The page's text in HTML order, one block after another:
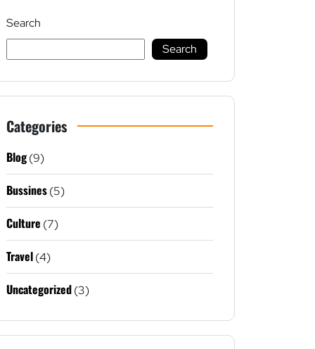
Search
Search
Categories
Blog(9)
Bussines(5)
Culture (7)
Travel(4)
Uncategorized(3)